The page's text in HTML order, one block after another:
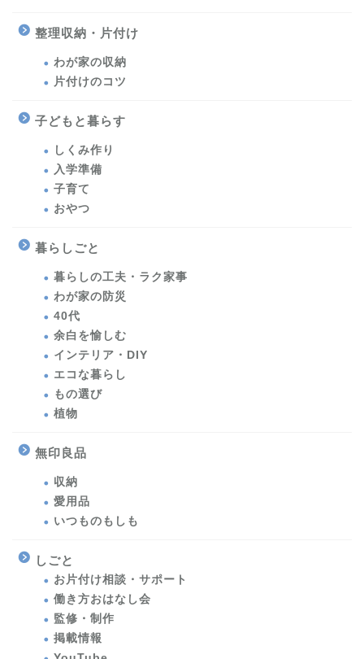
整理収納・片付け
わが家の収納
片付けのコツ
子どもと暮らす
しくみ作り
入学準備
子育て
おやつ
暮らしごと
暮らしの工夫・ラク家事
わが家の防災
40代
余白を愉しむ
インテリア・DIY
エコな暮らし
もの選び
植物
無印良品
収納
愛用品
いつものもしも
しごと
お片付け相談・サポート
働き方おはなし会
監修・制作
掲載情報